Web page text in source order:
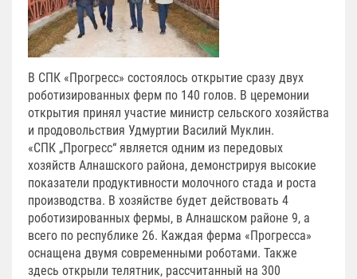
В СПК «Прогресс» состоялось открытие сразу двух
роботизированных ферм по 140 голов. В церемонии
открытия принял участие министр сельского хозяйства
и продовольствия Удмуртии Василий Муклин.
«СПК „Прогресс“ является одним из передовых
хозяйств Алнашского района, демонстрируя высокие
показатели продуктивности молочного стада и роста
производства. В хозяйстве будет действовать 4
роботизированных фермы, в Алнашском районе 9, а
всего по республике 26. Каждая ферма «Прогресса»
оснащена двумя современными роботами. Также
здесь открыли телятник, рассчитанный на 300